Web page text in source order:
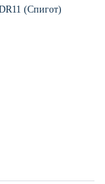
(Спигот)